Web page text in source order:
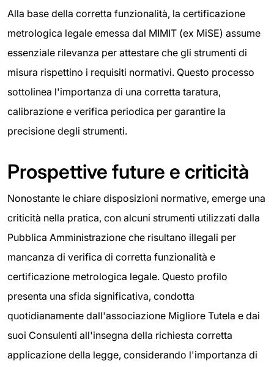
Alla base della corretta funzionalità, la certificazione
metrologica legale emessa dal MIMIT (ex MiSE) assume
essenziale rilevanza per attestare che gli strumenti di
misura rispettino i requisiti normativi. Questo processo
sottolinea l'importanza di una corretta taratura,
calibrazione e verifica periodica per garantire la
precisione degli strumenti.
Prospettive future e criticità
Nonostante le chiare disposizioni normative, emerge una
criticità nella pratica, con alcuni strumenti utilizzati dalla
Pubblica Amministrazione che risultano illegali per
mancanza di verifica di corretta funzionalità e
certificazione metrologica legale. Questo profilo
presenta una sfida significativa, condotta
quotidianamente dall'associazione Migliore Tutela e dai
suoi Consulenti all'insegna della richiesta corretta
applicazione della legge, considerando l'importanza di